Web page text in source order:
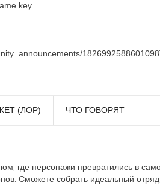
key
(ЛОР) ЧТО ГОВОРЯТ
где персонажи превратились в
Сможете собрать идеальный